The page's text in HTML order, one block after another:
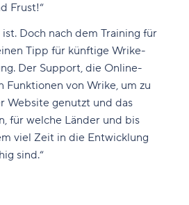
Frust!“
Doch nach dem Training für
Tipp für künftige Wrike-
Der Support, die Online-
von Wrike, um zu
Website genutzt und das
für welche Länder und bis
viel Zeit in die Entwicklung
sind.“